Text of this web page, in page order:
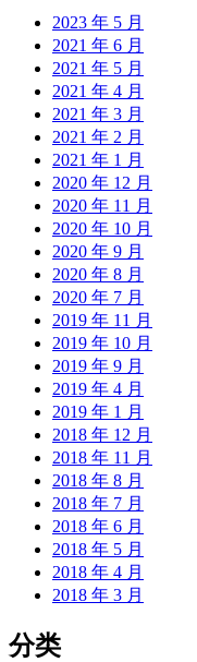
2023 年 5 月
2021 年 6 月
2021 年 5 月
2021 年 4 月
2021 年 3 月
2021 年 2 月
2021 年 1 月
2020 年 12 月
2020 年 11 月
2020 年 10 月
2020 年 9 月
2020 年 8 月
2020 年 7 月
2019 年 11 月
2019 年 10 月
2019 年 9 月
2019 年 4 月
2019 年 1 月
2018 年 12 月
2018 年 11 月
2018 年 8 月
2018 年 7 月
2018 年 6 月
2018 年 5 月
2018 年 4 月
2018 年 3 月
分类